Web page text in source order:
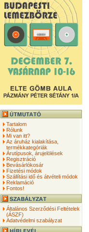
Tartalom
Rólunk
Mi van itt?
Az áruház kialakítása,
termékkategóriák
Árutípusok, árujelölések
Regisztráció
Bevásárlókosár
Fizetési módok
Szállítási idő és átvételi módok
Reklamáció
Fontos!
Általános Szerződési Feltételek
(ÁSZF)
Adatvédelmi szabályzat